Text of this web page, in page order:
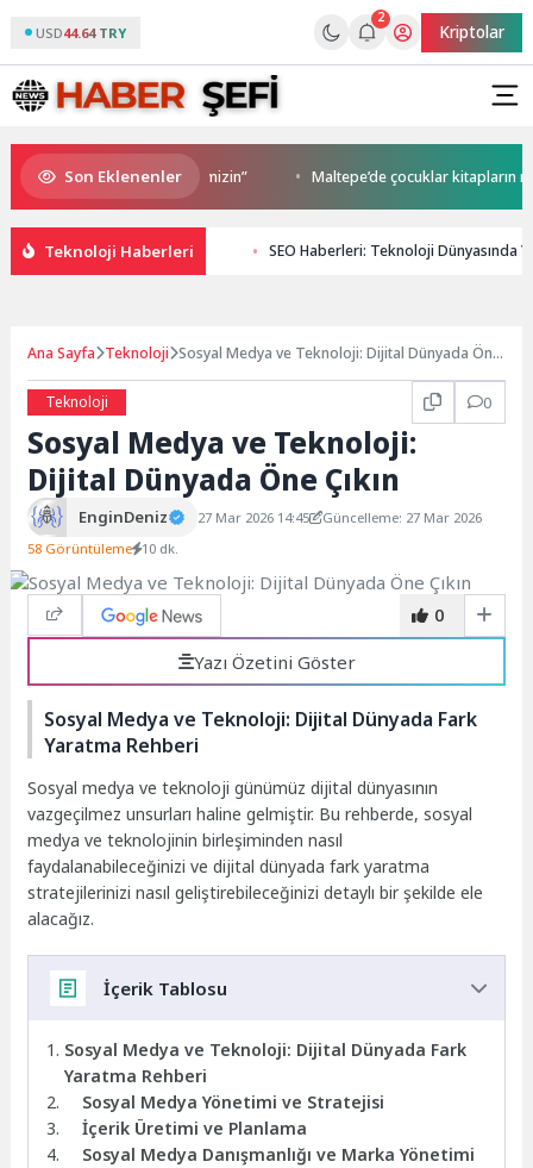
USD44.64 TRY
2
Kriptolar
Son Eklenenler
bizim, Sığacık hepimizin” Maltepe’de çocuklar kitapların renkli
Teknoloji Haberleri SEO Haberleri: Teknoloji Dünyasında
Ana Sayfa Teknoloji Sosyal Medya ve Teknoloji: Dijital Dünyada Öne
Teknoloji
0
Sosyal Medya ve Teknoloji:
Dijital Dünyada Öne Çıkın
EnginDeniz 27 Mar 2026 14:45
Güncelleme: 27 Mar 2026
58 Görüntüleme 10 dk.
0
Yazı Özetini Göster
Sosyal Medya ve Teknoloji: Dijital Dünyada Fark
Yaratma Rehberi
Sosyal medya ve teknoloji günümüz dijital dünyasının
vazgeçilmez unsurları haline gelmiştir. Bu rehberde, sosyal
medya ve teknolojinin birleşiminden nasıl
faydalanabileceğinizi ve dijital dünyada fark yaratma
stratejilerinizi nasıl geliştirebileceğinizi detaylı bir şekilde ele
alacağız.
İçerik Tablosu
Sosyal Medya ve Teknoloji: Dijital Dünyada Fark
Yaratma Rehberi
Sosyal Medya Yönetimi ve Stratejisi
İçerik Üretimi ve Planlama
Sosyal Medya Danışmanlığı ve Marka Yönetimi